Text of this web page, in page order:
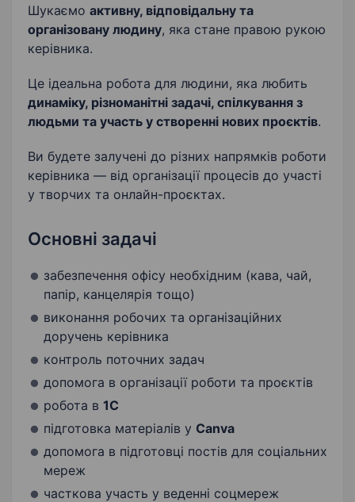
Шукаємо активну, відповідальну та
організовану людину, яка стане правою рукою
керівника.
Це ідеальна робота для людини, яка любить
динаміку, різноманітні задачі, спілкування з
людьми та участь у створенні нових проєктів.
Ви будете залучені до різних напрямків роботи
керівника — від організації процесів до участі
у творчих та онлайн-проєктах.
Основні задачі
забезпечення офісу необхідним (кава, чай,
папір, канцелярія тощо)
виконання робочих та організаційних
доручень керівника
контроль поточних задач
допомога в організації роботи та проєктів
робота в 1С
підготовка матеріалів у Canva
допомога в підготовці постів для соціальних
мереж
часткова участь у веденні соцмереж